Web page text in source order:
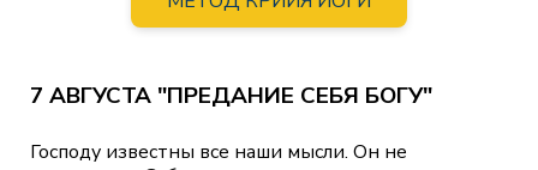
7 АВГУСТА "ПРЕДАНИЕ СЕБЯ БОГУ"
Господу известны все наши мысли. Он не